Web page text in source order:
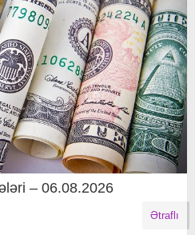
– 06.08.2026
Ətraflı